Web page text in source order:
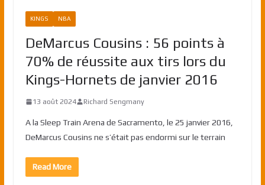
KINGS NBA
DeMarcus Cousins : 56 points à
70% de réussite aux tirs lors du
Kings-Hornets de janvier 2016
13 août 2024 Richard Sengmany
A la Sleep Train Arena de Sacramento, le 25 janvier 2016,
DeMarcus Cousins ne s’était pas endormi sur le terrain
Read More